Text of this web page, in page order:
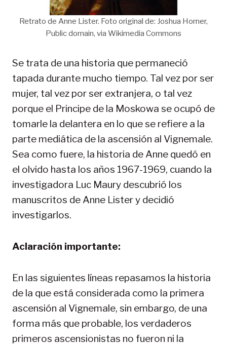
Retrato de Anne Lister. Foto original de: Joshua Horner,
Public domain, via Wikimedia Commons
Se trata de una historia que permaneció
tapada durante mucho tiempo. Tal vez por ser
mujer, tal vez por ser extranjera, o tal vez
porque el Principe de la Moskowa se ocupó de
tomarle la delantera en lo que se refiere a la
parte mediática de la ascensión al Vignemale.
Sea como fuere, la historia de Anne quedó en
el olvido hasta los años 1967-1969, cuando la
investigadora Luc Maury descubrió los
manuscritos de Anne Lister y decidió
investigarlos.
Aclaración importante:
En las siguientes líneas repasamos la historia
de la que está considerada como la primera
ascensión al Vignemale, sin embargo, de una
forma más que probable, los verdaderos
primeros ascensionistas no fueron ni la